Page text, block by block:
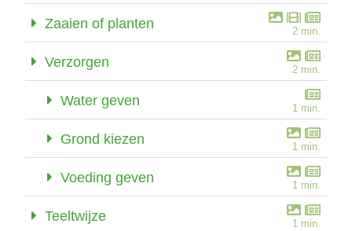
Zaaien of planten 2 min.
Verzorgen 2 min.
Water geven 1 min.
Grond kiezen 1 min.
Voeding geven 1 min.
Teeltwijze 1 min.